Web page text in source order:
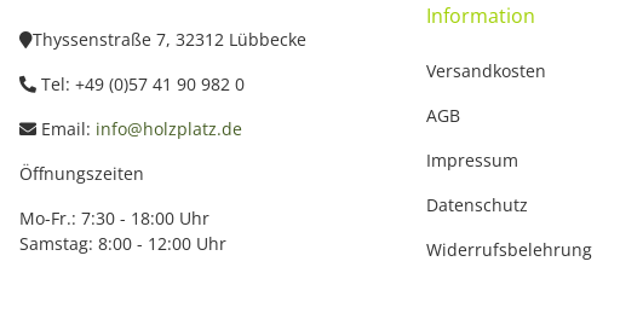
Thyssenstraße 7, 32312 Lübbecke
Tel: +49 (0)57 41 90 982 0
Email: info@holzplatz.de
Öffnungszeiten
Mo-Fr.: 7:30 - 18:00 Uhr
Samstag: 8:00 - 12:00 Uhr
Information
Versandkosten
AGB
Impressum
Datenschutz
Widerrufsbelehrung